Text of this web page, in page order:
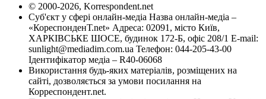
© 2000-2026, Korrespondent.net
Суб'єкт у сфері онлайн-медіа Назва онлайн-медіа –
«КореспонденТ.net» Адреса: 02091, місто Київ,
ХАРКІВСЬКЕ ШОСЕ, будинок 172-Б, офіс 208/1 E-mail:
sunlight@mediadim.com.ua Телефон: 044-205-43-00
Ідентифікатор медіа – R40-06068
Використання будь-яких матеріалів, розміщених на
сайті, дозволяється за умови посилання на
Корреспондент.net.